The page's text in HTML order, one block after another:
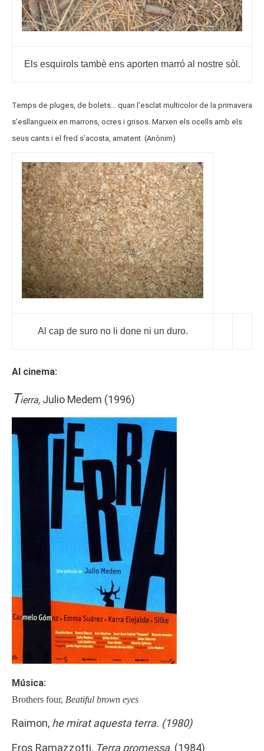
Els esquirols tambè ens aporten marró al nostre sòl.
Temps de pluges, de bolets… quan l’esclat multicolor de la primavera
s’esllangueix en marrons, ocres i grisos. Marxen els ocells amb els
seus cants i el fred s’acosta, amatent. (Anònim)
Al cap de suro no li done ni un duro.
Al cinema:
Tierra, Julio Medem (1996)
Música:
Brothers four, Beatiful brown eyes
Raimon, he mirat aquesta terra. (1980)
Eros Ramazzotti, Terra promessa. (1984)